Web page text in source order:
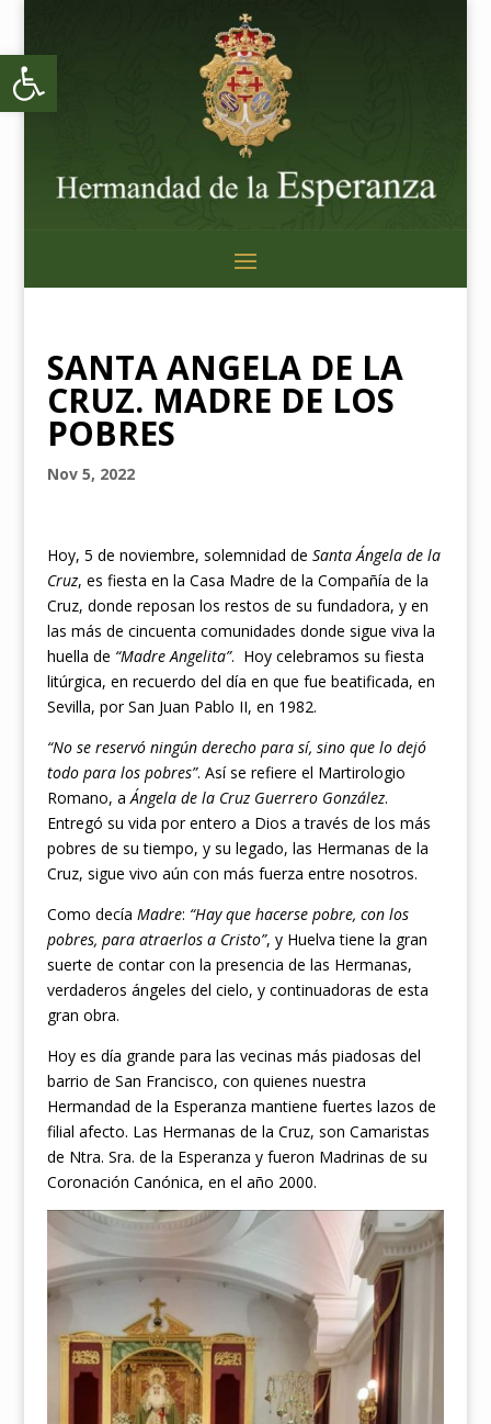
Abrir barra de herramientas
SANTA ANGELA DE LA
CRUZ. MADRE DE LOS
POBRES
Nov 5, 2022
Hoy, 5 de noviembre, solemnidad de Santa Ángela de la
Cruz, es fiesta en la Casa Madre de la Compañía de la
Cruz, donde reposan los restos de su fundadora, y en
las más de cincuenta comunidades donde sigue viva la
huella de “Madre Angelita”. Hoy celebramos su fiesta
litúrgica, en recuerdo del día en que fue beatificada, en
Sevilla, por San Juan Pablo II, en 1982.
“No se reservó ningún derecho para sí, sino que lo dejó
todo para los pobres”. Así se refiere el Martirologio
Romano, aÁngela de la Cruz Guerrero González.
Entregó su vida por entero a Dios a través de los más
pobres de su tiempo, y su legado, las Hermanas de la
Cruz, sigue vivo aún con más fuerza entre nosotros.
Como decía Madre: “Hay que hacerse pobre, con los
pobres, para atraerlos a Cristo”, y Huelva tiene la gran
suerte de contar con la presencia de las Hermanas,
verdaderos ángeles del cielo, y continuadoras de esta
gran obra.
Hoy es día grande para las vecinas más piadosas del
barrio de San Francisco, con quienes nuestra
Hermandad de la Esperanza mantiene fuertes lazos de
filial afecto. Las Hermanas de la Cruz, son Camaristas
de Ntra. Sra. de la Esperanza y fueron Madrinas de su
Coronación Canónica, en el año 2000.